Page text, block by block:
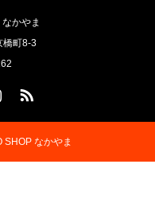
かやま
橋町8-3
SHOP なかやま